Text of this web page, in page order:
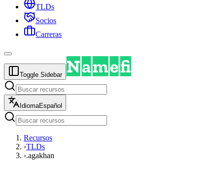
TLDs
Socios
Carreras
Toggle Sidebar
IdiomaEspañol
Recursos
›TLDs
›.agakhan